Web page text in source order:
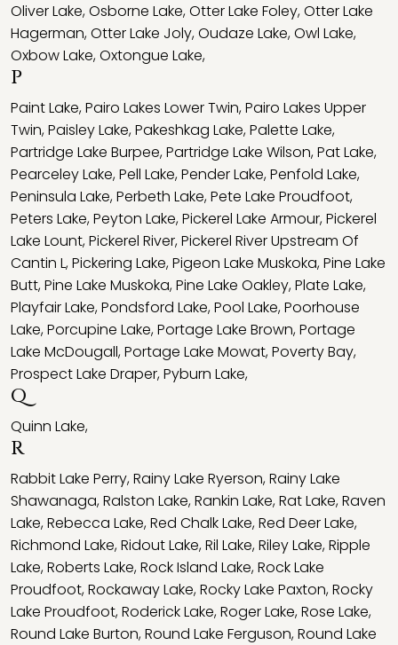
Oliver Lake,Osborne Lake,Otter Lake Foley,Otter Lake
Hagerman,Otter Lake Joly,Oudaze Lake,Owl Lake,
Oxbow Lake,Oxtongue Lake,
P
Paint Lake,Pairo Lakes Lower Twin,Pairo Lakes Upper
Twin,Paisley Lake,Pakeshkag Lake,Palette Lake,
Partridge Lake Burpee,Partridge Lake Wilson,Pat Lake,
Pearceley Lake,Pell Lake,Pender Lake,Penfold Lake,
Peninsula Lake,Perbeth Lake,Pete Lake Proudfoot,
Peters Lake,Peyton Lake,Pickerel Lake Armour,Pickerel
Lake Lount,Pickerel River,Pickerel River Upstream Of
Cantin L,Pickering Lake,Pigeon Lake Muskoka,Pine Lake
Butt,Pine Lake Muskoka,Pine Lake Oakley,Plate Lake,
Playfair Lake,Pondsford Lake,Pool Lake,Poorhouse
Lake,Porcupine Lake,Portage Lake Brown,Portage
Lake McDougall,Portage Lake Mowat,Poverty Bay,
Prospect Lake Draper,Pyburn Lake,
Q
Quinn Lake,
R
Rabbit Lake Perry,Rainy Lake Ryerson,Rainy Lake
Shawanaga,Ralston Lake,Rankin Lake,Rat Lake,Raven
Lake,Rebecca Lake,Red Chalk Lake,Red Deer Lake,
Richmond Lake,Ridout Lake,Ril Lake,Riley Lake,Ripple
Lake,Roberts Lake,Rock Island Lake,Rock Lake
Proudfoot,Rockaway Lake,Rocky Lake Paxton,Rocky
Lake Proudfoot,Roderick Lake,Roger Lake,Rose Lake,
Round Lake Burton,Round Lake Ferguson,Round Lake